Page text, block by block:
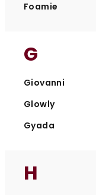
Foamie
G
Giovanni
Glowly
Gyada
H